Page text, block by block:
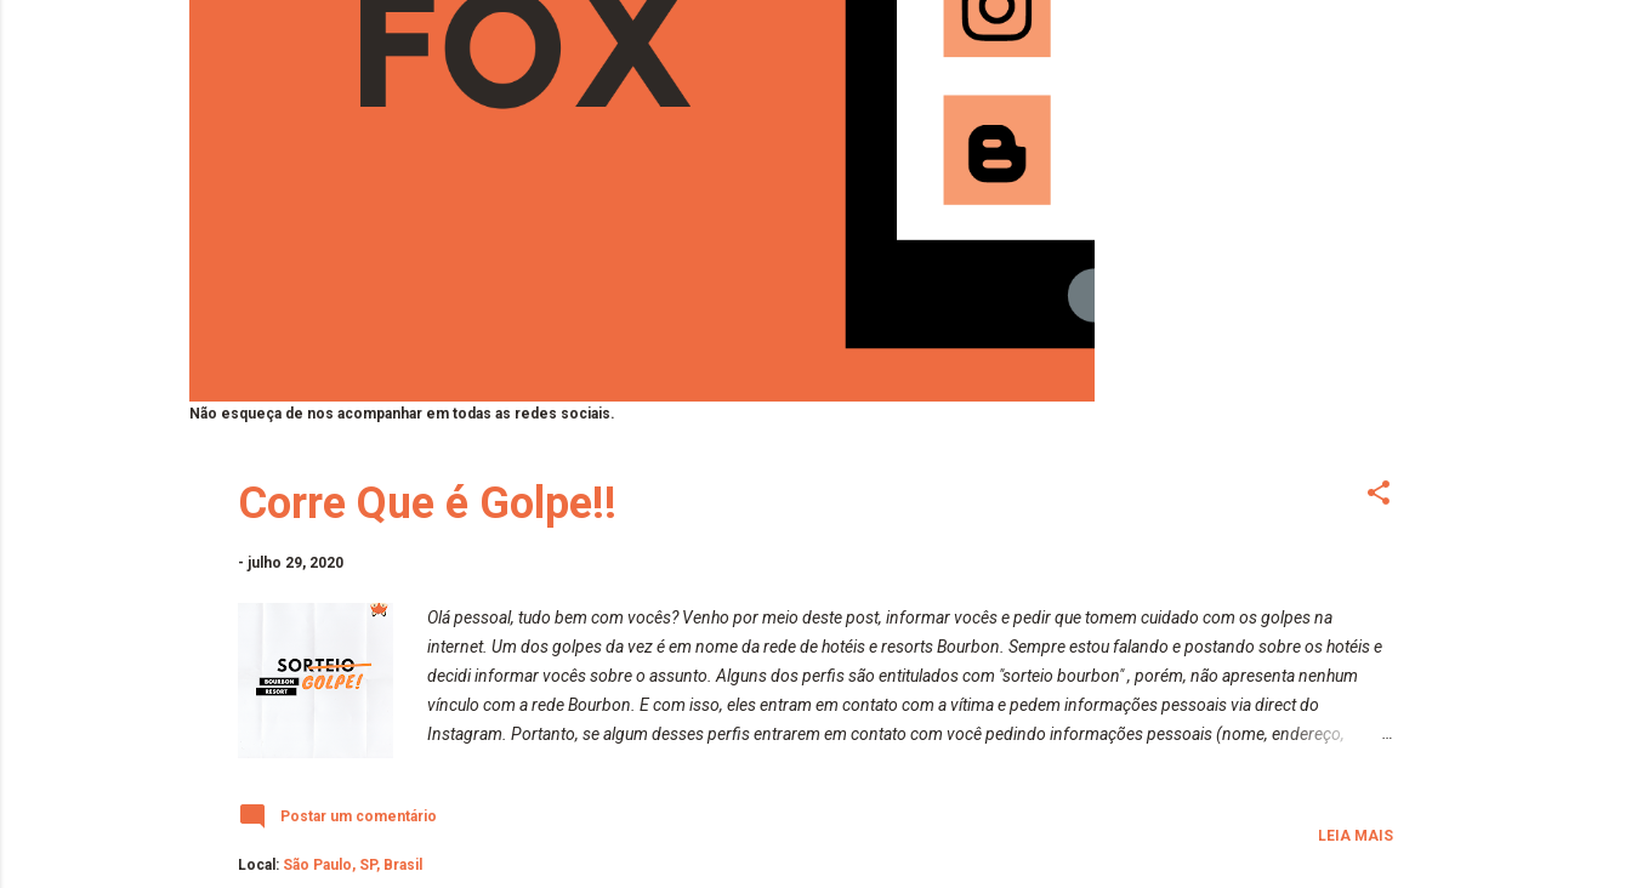
Não esqueça de nos acompanhar em todas as redes sociais.
Corre Que é Golpe!!
- julho 29, 2020
Olá pessoal, tudo bem com vocês? Venho por meio deste post, informar vocês e pedir que tomem cuidado com os golpes na
internet. Um dos golpes da vez é em nome da rede de hotéis e resorts Bourbon. Sempre estou falando e postando sobre os hotéis e
decidi informar vocês sobre o assunto. Alguns dos perfis são entitulados com "sorteio bourbon" , porém, não apresenta nenhum
vínculo com a rede Bourbon. E com isso, eles entram em contato com a vítima e pedem informações pessoais via direct do
Instagram. Portanto, se algum desses perfis entrarem em contato com você pedindo informações pessoais (nome, endereço,
pessoais via redes sociais. Abaixo, irei deixar a mensagem que eles me enviaram (estou postando com o conse...
Postar um comentário
Local: São Paulo, SP, Brasil
LEIA MAIS